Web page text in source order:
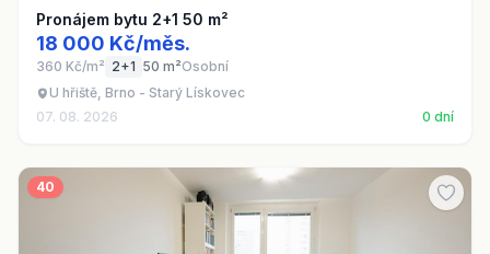
Pronájem bytu 2+1 50 m²
18 000 Kč/měs.
360 Kč/m² 2+1 50 m²Osobní
U hřiště, Brno - Starý Lískovec
07. 08. 2026
0 dní
40